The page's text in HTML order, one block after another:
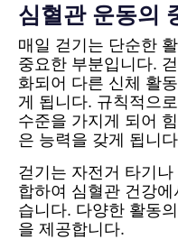
심혈관 운동의
매일 걷기는 단순한
중요한 부분입니다.
화되어 다른 신체 활
게 됩니다. 규칙적으
수준을 가지게 되어
은 능력을 갖게 됩니
걷기는 자전거 타기
합하여 심혈관 건강
습니다. 다양한 활동
을 제공합니다.